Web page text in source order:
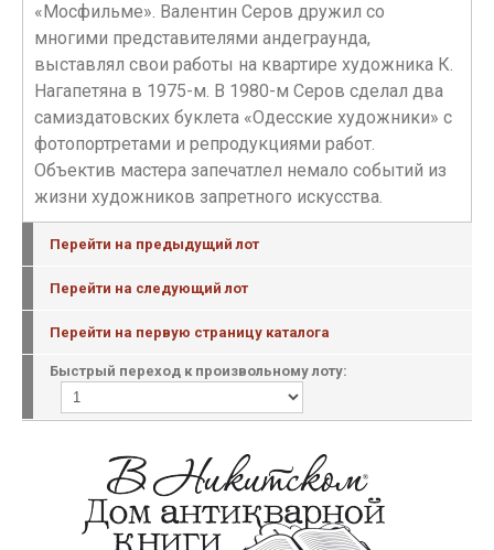
«Мосфильме». Валентин Серов дружил со
многими представителями андеграунда,
выставлял свои работы на квартире художника К.
Нагапетяна в 1975-м. В 1980-м Серов сделал два
самиздатовских буклета «Одесские художники» с
фотопортретами и репродукциями работ.
Объектив мастера запечатлел немало событий из
жизни художников запретного искусства.
Перейти на предыдущий лот
Перейти на следующий лот
Перейти на первую страницу каталога
Быстрый переход к произвольному лоту: